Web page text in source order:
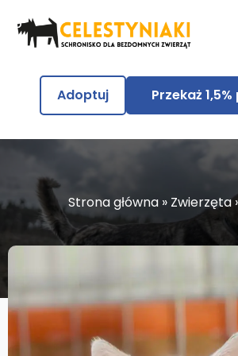
Adoptuj Przekaż
Strona główna» Zwierzęta